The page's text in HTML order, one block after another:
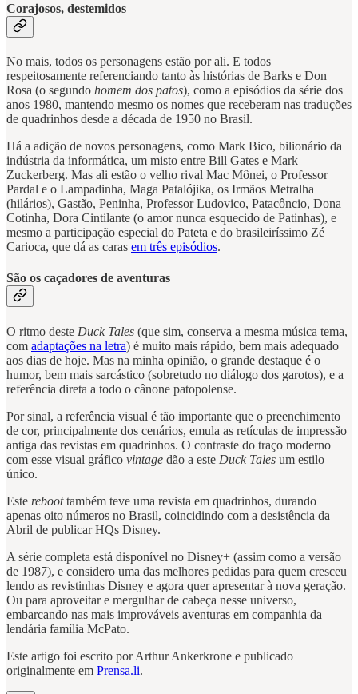
Corajosos, destemidos
No mais, todos os personagens estão por ali. E todos
respeitosamente referenciando tanto às histórias de Barks e Don
Rosa (o segundo homem dos patos), como a episódios da série dos
anos 1980, mantendo mesmo os nomes que receberam nas traduções
de quadrinhos desde a década de 1950 no Brasil.
Há a adição de novos personagens, como Mark Bico, bilionário da
indústria da informática, um misto entre Bill Gates e Mark
Zuckerberg. Mas ali estão o velho rival Mac Mônei, o Professor
Pardal e o Lampadinha, Maga Patalójika, os Irmãos Metralha
(hilários), Gastão, Peninha, Professor Ludovico, Patacôncio, Dona
Cotinha, Dora Cintilante (o amor nunca esquecido de Patinhas), e
mesmo a participação especial do Pateta e do brasileiríssimo Zé
Carioca, que dá as caras em três episódios.
São os caçadores de aventuras
O ritmo deste Duck Tales (que sim, conserva a mesma música tema,
com adaptações na letra) é muito mais rápido, bem mais adequado
aos dias de hoje. Mas na minha opinião, o grande destaque é o
humor, bem mais sarcástico (sobretudo no diálogo dos garotos), e a
referência direta a todo o cânone patopolense.
Por sinal, a referência visual é tão importante que o preenchimento
de cor, principalmente dos cenários, emula as retículas de impressão
antiga das revistas em quadrinhos. O contraste do traço moderno
com esse visual gráfico vintage dão a este Duck Tales um estilo
único.
Este reboottambém teve uma revista em quadrinhos, durando
apenas oito números no Brasil, coincidindo com a desistência da
Abril de publicar HQs Disney.
A série completa está disponível no Disney+ (assim como a versão
de 1987), e considero uma das melhores pedidas para quem cresceu
lendo as revistinhas Disney e agora quer apresentar à nova geração.
Ou para aproveitar e mergulhar de cabeça nesse universo,
embarcando nas mais improváveis aventuras em companhia da
lendária família McPato.
Este artigo foi escrito por Arthur Ankerkrone e publicado
originalmente em Prensa.li.